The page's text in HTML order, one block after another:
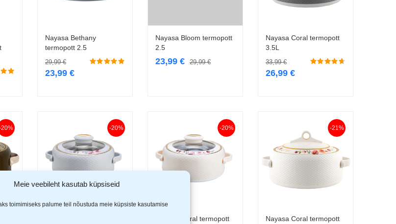
Meie veebileht kasutab küpsiseid
toimimiseks palume teil nõustuda meie küpsiste kasutamise
Lisa korvi
Nayasa Bethany
termopott 2.5
29,99€
23,99 €
Lisa korvi
Nayasa Bloom termopott
2.5
29,99€
23,99 €
Lisa korvi
Nayasa Coral termopott
3.5L
33,99€
26,99 €
20% -20% -20%
Lisa korvi
Nayasa Coral termopott
-21%
Lisa korvi
Nayasa Coral termopott